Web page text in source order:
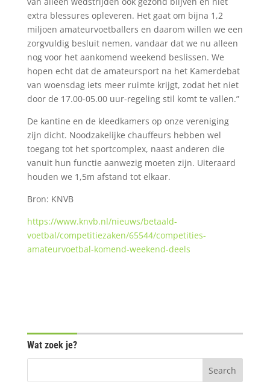
extra blessures opleveren. Het gaat om bijna 1,2
miljoen amateurvoetballers en daarom willen we een
zorgvuldig besluit nemen, vandaar dat we nu alleen
nog voor het aankomend weekend beslissen. We
hopen echt dat de amateursport na het Kamerdebat
van woensdag iets meer ruimte krijgt, zodat het niet
door de 17.00-05.00 uur-regeling stil komt te vallen.”
De kantine en de kleedkamers op onze vereniging
zijn dicht. Noodzakelijke chauffeurs hebben wel
toegang tot het sportcomplex, naast anderen die
vanuit hun functie aanwezig moeten zijn. Uiteraard
houden we 1,5m afstand tot elkaar.
Bron: KNVB
https://www.knvb.nl/nieuws/betaald-
voetbal/competitiezaken/65544/competities-
amateurvoetbal-komend-weekend-deels
Wat zoek je?